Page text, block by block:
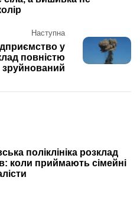
Наступна
у
повністю
зруйнований
поліклініка розклад
коли приймають сімейні